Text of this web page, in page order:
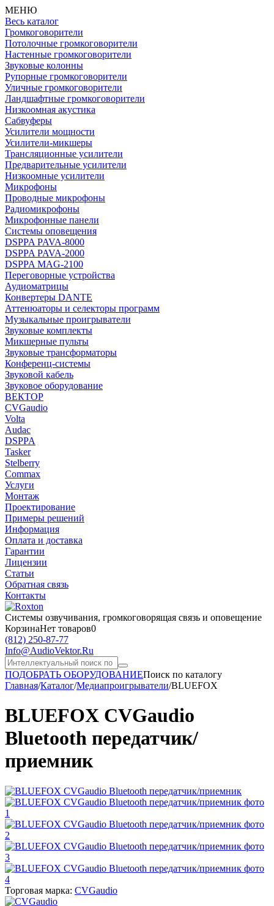
МЕНЮ
Весь каталог
Громкоговорители
Потолочные громкоговорители
Настенные громкоговорители
Звуковые колонны
Рупорные громкоговорители
Уличные громкоговорители
Ландшафтные громкоговорители
Низкоомная акустика
Сабвуферы
Усилители мощности
Усилители-микшеры
Трансляционные усилители
Предварительные усилители
Низкоомные усилители
Микрофоны
Проводные микрофоны
Радиомикрофоны
Микрофонные панели
Системы оповещения
DSPPA PAVA-8000
DSPPA PAVA-2000
DSPPA MAG-2100
Переговорные устройства
Аудиоматрицы
Конвертеры DANTE
Аттенюаторы и селекторы программ
Музыкальные проигрыватели
Звуковые комплекты
Микшерные пульты
Звуковые трансформаторы
Конференц-системы
Звуковой кабель
Звуковое оборудование
ВЕКТОР
CVGaudio
Volta
Audac
DSPPA
Tasker
Stelberry
Commax
Услуги
Монтаж
Проектирование
Примеры решений
Информация
Оплата и доставка
Гарантии
Лицензии
Статьи
Обратная связь
Контакты
Системы озвучивания, громкоговорящая связь и оповещение
КорзинаНет товаров0
(812) 250-87-77
Info@AudioVektor.Ru
ПОДОБРАТЬ ОБОРУДОВАНИЕПоиск по каталогу
Главная/Каталог/Медиапроигрыватели/BLUEFOX
BLUEFOX CVGaudio
Bluetooth передатчик/
приемник
Торговая марка: CVGaudio